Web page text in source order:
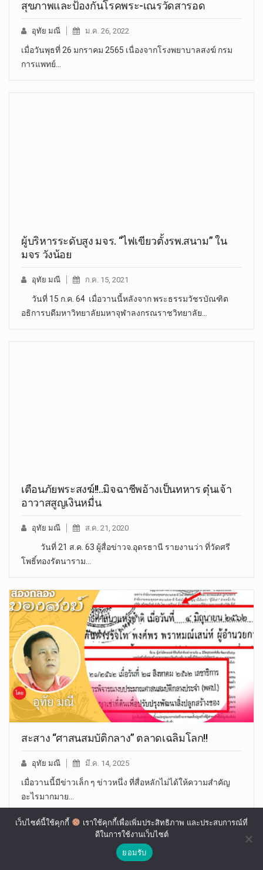
สุขภาพและป้องกันโรคพระ-เณรวัดสารอด
อุทัย มณี ม.ค. 26, 2022
เมื่อวันพุธที่ 26 มกราคม 2565 เนื่องจากโรงพยาบาลสงฆ์ กรม
การแพทย์…
ผู้บริหารระดับสูง มจร. “ไฟเขียวตั้งรพ.สนาม” ใน
มจร วังน้อย
อุทัย มณี ก.ค. 15, 2021
วันที่ 15 ก.ค. 64 เมื่อวานนี้หลังจาก พระธรรมวัชรบัณฑิต
อธิการบดีมหาวิทยาลัยมหาจุฬาลงกรณราชวิทยาลัย…
เตือนภัยพระสงฆ์!!..มิจฉาชีพอ้างเป็นทหาร ตุ๋นเจ้า
อาวาสสูญเงินหมื่น
อุทัย มณี ส.ค. 21, 2020
วันที่ 21 ส.ค. 63 ผู้สื่อข่าวจ.อุดรธานี รายงานว่า ที่วัดศรี
โพธิ์ทองรัตนาราม…
สะสาง “ศาสนสมบัติกลาง” ตลาดเฉลิมโลก!!
อุทัย มณี มี.ค. 14, 2025
เมื่อวานนี้มีข่าวเล็ก ๆ ข่าวหนึ่ง ที่สื่อหลักไม่ได้ให้ความสำคัญ
อะไรมากมาย…
เว็บไซต์นี้ใช้คุกกี้
เราใช้คุกกี้เพื่อเพิ่มประสิทธิภาพ และประสบการณ์ที่
ดีในการใช้งานเว็บไซต์
ยอมรับ